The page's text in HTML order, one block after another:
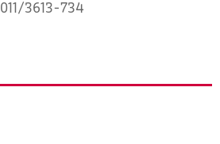
011/3613-734